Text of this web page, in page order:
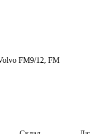
FM9/12, FM